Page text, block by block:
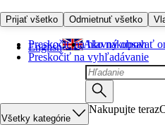
Prijať všetko Odmietnuť všetko
Preskočiť na hlavný obsah
Preskočiť na vyhľadávanie
English Ako nakupovať
Všetky kategórie
Nakupujte teraz